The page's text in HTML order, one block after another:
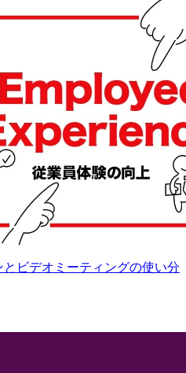
ビデオミーティングの使い分